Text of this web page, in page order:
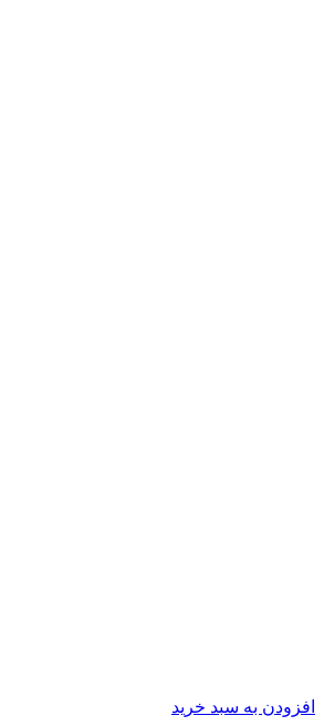
افزودن به سبد خرید